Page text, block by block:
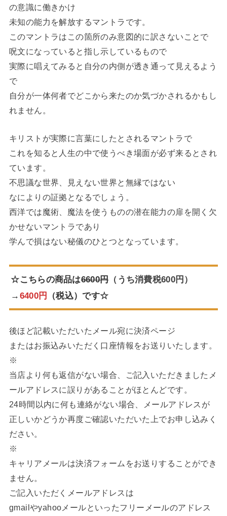
の意識に働きかけ
未知の能力を解放するマントラです。
このマントラはこの箇所のみ意図的に訳さないことで
呪文になっていると指し示しているもので
実際に唱えてみると自分の内側が透き通って見えるよう
で
自分が一体何者でどこから来たのか気づかされるかもし
れません。
キリストが実際に言葉にしたとされるマントラで
これを知ると人生の中で使うべき場面が必ず来るとされ
ています。
不思議な世界、見えない世界と無縁ではない
なによりの証拠となるでしょう。
西洋では魔術、魔法を使うものの潜在能力の扉を開く欠
かせないマントラであり
学んで損はない秘儀のひとつとなっています。
☆こちらの商品は6600円（うち消費税600円）
→ 6400円 （税込）です☆
後ほど記載いただいたメール宛に決済ページ
またはお振込みいただく口座情報をお送りいたします。
※
当店より何も返信がない場合、ご記入いただきましたメ
ールアドレスに誤りがあることがほとんどです。
24時間以内に何も連絡がない場合、メールアドレスが
正しいかどうか再度ご確認いただいた上でお申し込みく
ださい。
※
キャリアメールは決済フォームをお送りすることができ
ません。
ご記入いただくメールアドレスは
gmailやyahooメールといったフリーメールのアドレス